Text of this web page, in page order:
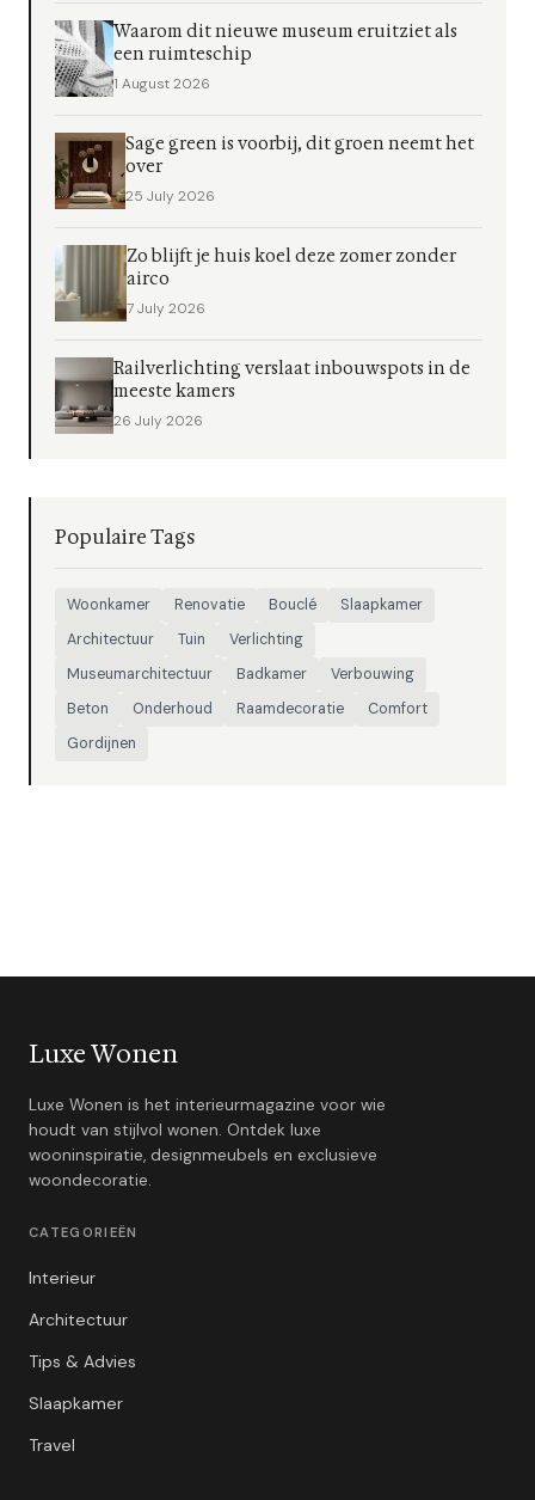
Waarom dit nieuwe museum eruitziet als
een ruimteschip
1 August 2026
Sage green is voorbij, dit groen neemt het
over
25 July 2026
Zo blijft je huis koel deze zomer zonder
airco
7 July 2026
Railverlichting verslaat inbouwspots in de
meeste kamers
26 July 2026
Populaire Tags
Woonkamer Renovatie Bouclé
Slaapkamer
Architectuur
Tuin
Verlichting
Museumarchitectuur
Badkamer
Verbouwing
Beton
Onderhoud Raamdecoratie
Comfort
Gordijnen
Luxe Wonen
Luxe Wonen is het interieurmagazine voor wie
houdt van stijlvol wonen. Ontdek luxe
wooninspiratie, designmeubels en exclusieve
woondecoratie.
CATEGORIEËN
Interieur
Architectuur
Tips & Advies
Slaapkamer
Travel